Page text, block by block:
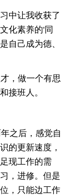
中让我收获了
化素养的'同
自己成为德、
，做一个有思
接班人。
之后，感觉自
的更新速度，
现工作的需
，进修。但是
，只能边工作